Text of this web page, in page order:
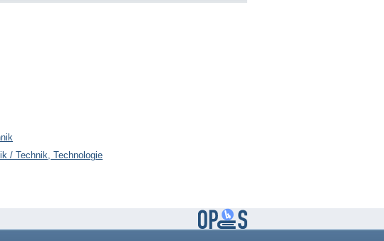
/ Technik, Technologie